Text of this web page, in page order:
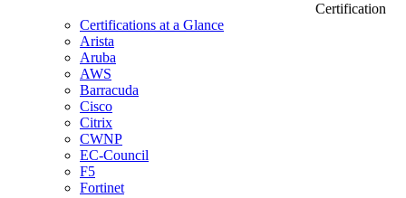
Certification
Certifications at a Glance
Arista
Aruba
AWS
Barracuda
Cisco
Citrix
CWNP
EC-Council
F5
Fortinet